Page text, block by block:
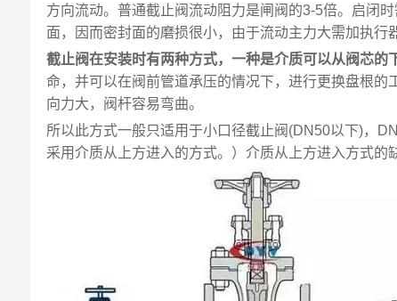
方向流动。普通截止阀流动阻力是闸阀的3-5倍。启闭
面，因而密封面的磨损很小，由于流动主力大需加执行
截止阀在安装时有两种方式，一种是介质可以从阀芯的
命，并可以在阀前管道承压的情况下，进行更换盘根
向力大，阀杆容易弯曲。
所以此方式一般只适用于小口径截止阀(DN50以下)，
采用介质从上方进入的方式。）介质从上方进入方式的